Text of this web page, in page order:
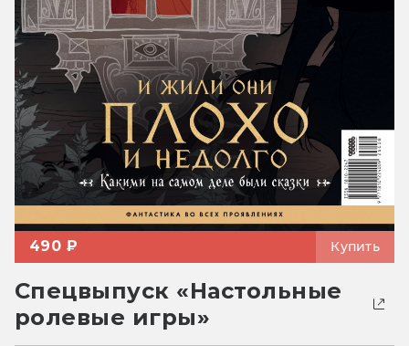
490 ₽ Купить
Спецвыпуск «Настольные
ролевые игры»